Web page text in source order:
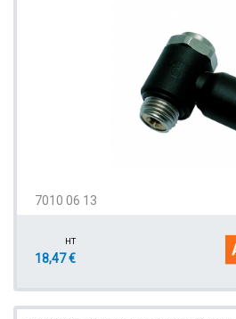
7010 06 13
HT
18,47 €